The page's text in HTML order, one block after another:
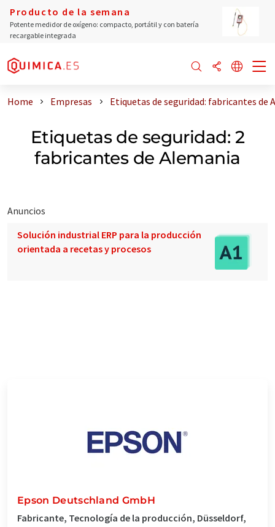
Producto de la semana
Potente medidor de oxígeno: compacto, portátil y con batería
recargable integrada
Home Empresas Etiquetas de seguridad: fabricantes de
Etiquetas de seguridad: 2
fabricantes de Alemania
Anuncios
Solución industrial ERP para la producción
orientada a recetas y procesos
Epson Deutschland GmbH
Fabricante, Tecnología de la producción, Düsseldorf,